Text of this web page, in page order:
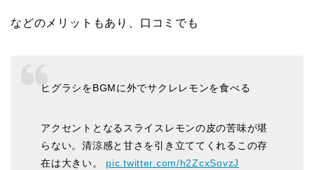
などのメリットもあり、口コミでも
ヒグラシをBGMに外でサクレレモンを食べる
アクセントとなるスライスレモンの皮の苦味が堪
らない。清涼感と甘さを引き立ててくれるこの存
在は大きい。 pic.twitter.com/h2ZcxSovzJ